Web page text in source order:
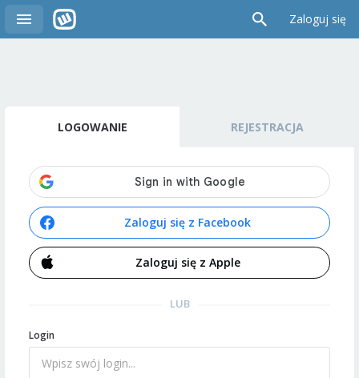
Zaloguj się
LOGOWANIE REJESTRACJA
Zaloguj się z Facebook
Zaloguj się z Apple
LUB
Login